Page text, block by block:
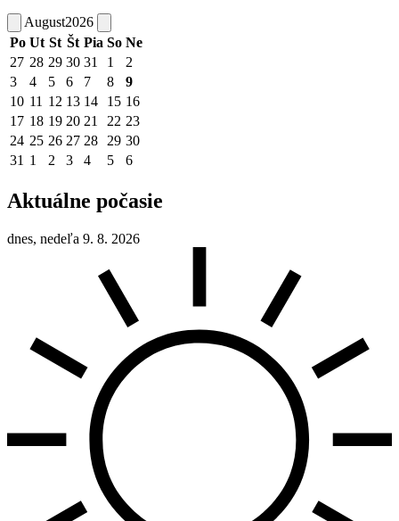
August2026
Po Ut St Št Pia So Ne
27 28 29 30 31 1
2
3
4 5 6 7 8
9
10 11 12 13 14 15 16
17 18 19 20 21 22 23
24 25 26 27 28 29 30
31 1 2 3 4 5 6
Aktuálne počasie
dnes, nedeľa 9. 8. 2026